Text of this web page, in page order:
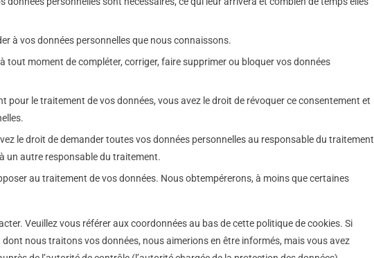
à vos données personnelles que nous connaissons.
tout moment de compléter, corriger, faire supprimer ou bloquer vos données
pour le traitement de vos données, vous avez le droit de révoquer ce consentement et
le droit de demander toutes vos données personnelles au responsable du traitement
un autre responsable du traitement.
au traitement de vos données. Nous obtempérerons, à moins que certaines
Veuillez vous référer aux coordonnées au bas de cette politique de cookies. Si
nous traitons vos données, nous aimerions en être informés, mais vous avez